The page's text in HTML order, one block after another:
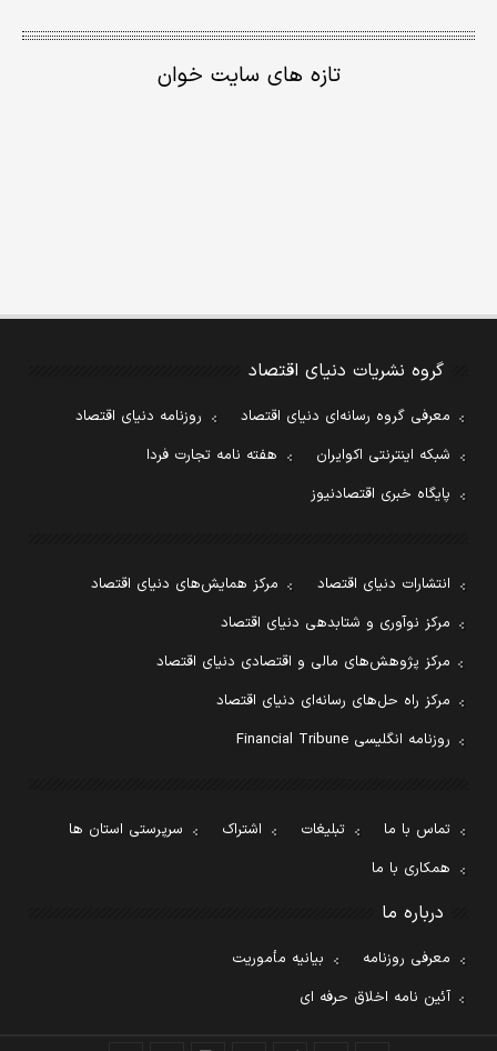
تازه های سایت خوان
گروه نشریات دنیای اقتصاد
معرفی گروه رسانه‌ای دنیای اقتصاد
روزنامه دنیای اقتصاد
شبکه اینترنتی اکوایران
هفته نامه تجارت فردا
پایگاه خبری اقتصادنیوز
انتشارات دنیای اقتصاد
مرکز همایش‌های دنیای اقتصاد
مرکز نوآوری و شتابدهی دنیای اقتصاد
مرکز پژوهش‌های مالی و اقتصادی دنیای اقتصاد
مرکز راه حل‌های رسانه‌ای دنیای اقتصاد
روزنامه انگلیسی Financial Tribune
تماس با ما تبلیغات اشتراک
سرپرستی استان ها
همکاری با ما
درباره ما
معرفی روزنامه
بیانیه مأموریت
آئین نامه اخلاق حرفه ای